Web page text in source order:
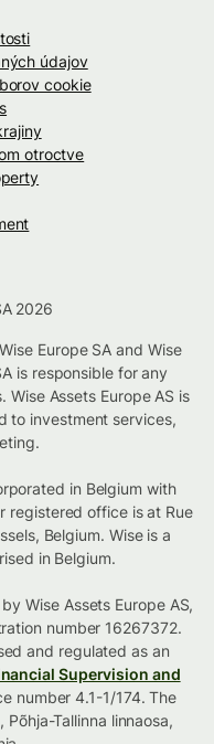
údajov
cookie
otroctve
2026
Europe SA and Wise
is responsible for any
Assets Europe AS is
to investment services,
in Belgium with
registered office is at Rue
Belgium. Wise is a
in Belgium.
Wise Assets Europe AS,
number 16267372.
and regulated as an
Supervision and
number 4.1-1/174. The
Tallinna linnaosa,